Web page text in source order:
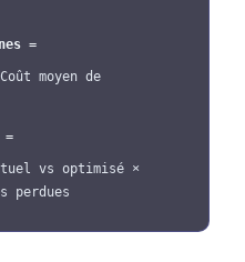
=
moyen de
=
vs optimisé ×
perdues